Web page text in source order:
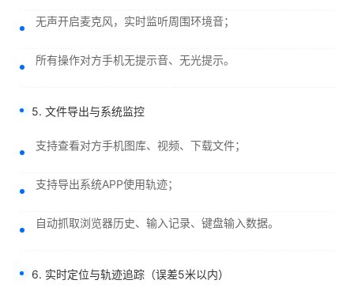
无声开启麦克风，实时监听周围环境音；
所有操作对方手机无提示音、无光提示。
5. 文件导出与系统监控
支持查看对方手机图库、视频、下载文件；
支持导出系统APP使用轨迹；
自动抓取浏览器历史、输入记录、键盘输入数据。
6. 实时定位与轨迹追踪（误差5米以内）